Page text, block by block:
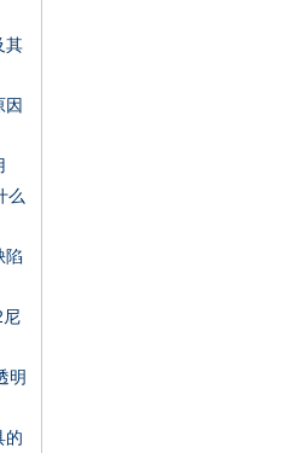
其
因
么
陷
尼
明
的